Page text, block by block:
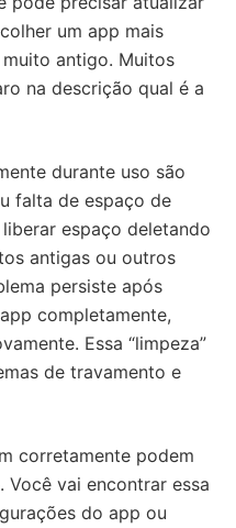
um app mais
antigo. Muitos
na descrição qual é a
durante uso são
falta de espaço de
espaço deletando
antigas ou outros
persiste após
completamente,
Essa “limpeza”
de travamento e
corretamente podem
Você vai encontrar essa
do app ou